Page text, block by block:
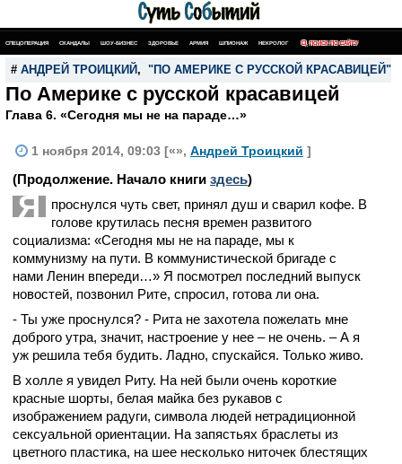
СПЕЦОПЕРАЦИЯ СКАНДАЛЫ ШОУ-БИЗНЕС ЗДОРОВЬЕ АРМИЯ ШПИОНАЖ НЕКРОЛОГ ПОИСК ПО САЙТУ
# АНДРЕЙ ТРОИЦКИЙ , "ПО АМЕРИКЕ С РУССКОЙ КРАСАВИЦЕЙ"
По Америке с русской красавицей
Глава 6. «Сегодня мы не на параде…»
1 ноября 2014, 09:03 [«», Андрей Троицкий ]
(Продолжение. Начало книги здесь)
Я
проснулся чуть свет, принял душ и сварил кофе. В
голове крутилась песня времен развитого
социализма: «Сегодня мы не на параде, мы к
коммунизму на пути. В коммунистической бригаде с
нами Ленин впереди…» Я посмотрел последний выпуск
новостей, позвонил Рите, спросил, готова ли она.
- Ты уже проснулся? - Рита не захотела пожелать мне
доброго утра, значит, настроение у нее – не очень. – А я
уж решила тебя будить. Ладно, спускайся. Только живо.
В холле я увидел Риту. На ней были очень короткие
красные шорты, белая майка без рукавов с
изображением радуги, символа людей нетрадиционной
сексуальной ориентации. На запястьях браслеты из
цветного пластика, на шее несколько ниточек блестящих